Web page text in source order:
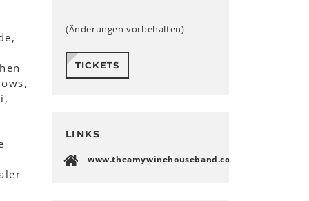
(Änderungen vorbehalten)
TICKETS
LINKS
www.theamywinehouseband.com